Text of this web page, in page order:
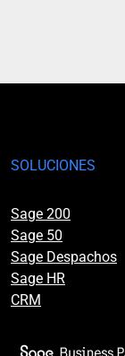
SOLUCIONES
Sage 200
Sage 50
Sage Despachos
Sage HR
CRM